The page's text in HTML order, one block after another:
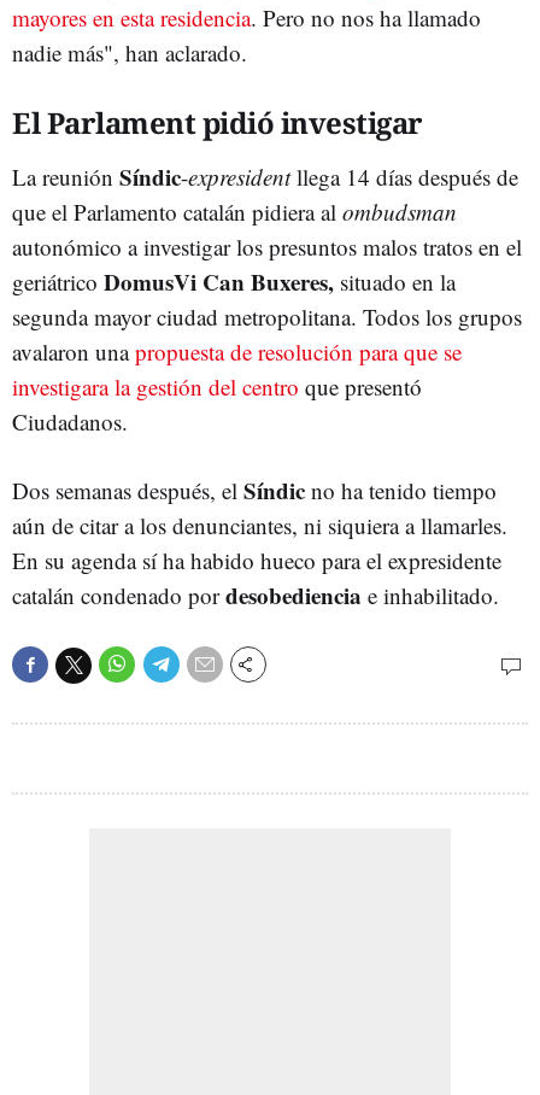
mayores en esta residencia. Pero no nos ha llamado
nadie más", han aclarado.
El Parlament pidió investigar
La reunión Síndic-expresidentllega 14 días después de
que el Parlamento catalán pidiera al ombudsman
autonómico a investigar los presuntos malos tratos en el
geriátrico DomusVi Can Buxeres, situado en la
segunda mayor ciudad metropolitana. Todos los grupos
avalaron unapropuesta de resolución para que se
investigara la gestión del centro que presentó
Ciudadanos.
Dos semanas después, el Síndic no ha tenido tiempo
aún de citar a los denunciantes, ni siquiera a llamarles.
En su agenda sí ha habido hueco para el expresidente
catalán condenado pordesobediencia e inhabilitado.